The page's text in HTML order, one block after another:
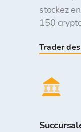
stockez
150
Trader